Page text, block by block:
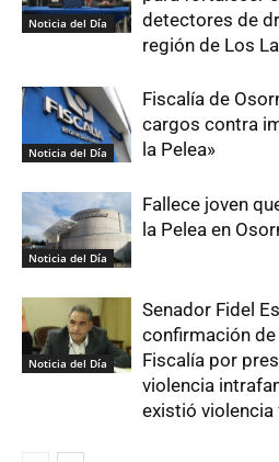
Noticia del Día
detectores de
región de Los
Noticia del Día
Fiscalía de
cargos contra
la Pelea»
Noticia del Día
Fallece joven
la Pelea en
Noticia del Día
Senador Fidel
confirmación
Fiscalía por
violencia
existió violencia